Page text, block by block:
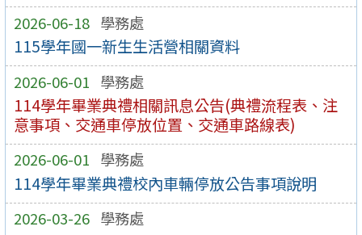
2026-06-18 學務處
115學年國一新生生活營相關資料
2026-06-01 學務處
114學年畢業典禮相關訊息公告(典禮流程表、注
意事項、交通車停放位置、交通車路線表)
2026-06-01 學務處
114學年畢業典禮校內車輛停放公告事項說明
2026-03-26 學務處